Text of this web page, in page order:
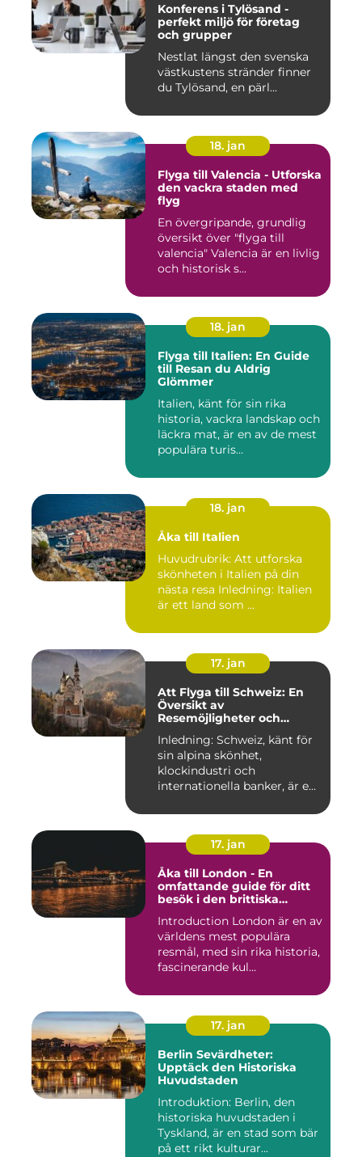
Konferens i Tylösand -
perfekt miljö för företag
och grupper
Nestlat längst den svenska
västkustens stränder finner
du Tylösand, en pärl...
18. jan
Flyga till Valencia - Utforska
den vackra staden med
flyg
En övergripande, grundlig
översikt över "flyga till
valencia" Valencia är en livlig
och historisk s...
18. jan
Flyga till Italien: En Guide
till Resan du Aldrig
Glömmer
Italien, känt för sin rika
historia, vackra landskap och
läckra mat, är en av de mest
populära turis...
18. jan
Åka till Italien
Huvudrubrik: Att utforska
skönheten i Italien på din
nästa resa Inledning: Italien
är ett land som ...
17. jan
Att Flyga till Schweiz: En
Översikt av
Resemöjligheter och
Nackdelar
Inledning: Schweiz, känt för
sin alpina skönhet,
klockindustri och
internationella banker, är en
17. jan
Åka till London - En
omfattande guide för ditt
besök i den brittiska
Introduction London är en av
världens mest populära
resmål, med sin rika historia,
fascinerande kul...
17. jan
Berlin Sevärdheter:
Upptäck den Historiska
Huvudstaden
Introduktion: Berlin, den
historiska huvudstaden i
Tyskland, är en stad som bär
på ett rikt kulturar...